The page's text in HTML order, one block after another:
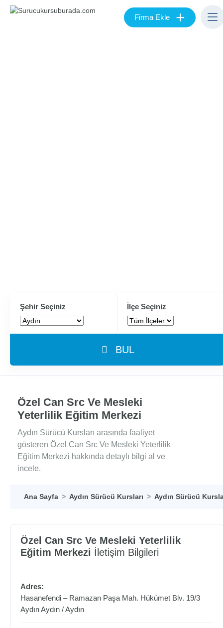
Firma Ekle +
Şehir Seçiniz İlçe Seçiniz
BUL
Özel Can Src Ve Mesleki
Yeterlilik Eğitim Merkezi
Aydın Sürücü Kursları arasında faaliyet
gösteren Özel Can Src Ve Mesleki Yeterlilik
Eğitim Merkezi hakkında detaylı bilgi al ve
incele.
Ana Sayfa Aydın Sürücü Kursları Aydın Sürücü
Özel Can Src Ve Mesleki Yeterlilik
Eğitim Merkezi İletişim Bilgileri
Adres:
Hasanefendi – Ramazan Paşa Mah. Hükümet Blv. 19/3
AydınAydın /Aydın